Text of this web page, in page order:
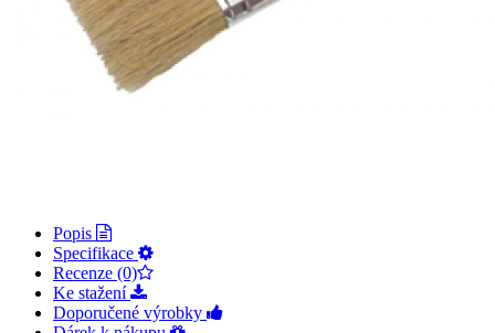
Popis
Specifikace
Recenze (0)
Ke stažení
Doporučené výrobky